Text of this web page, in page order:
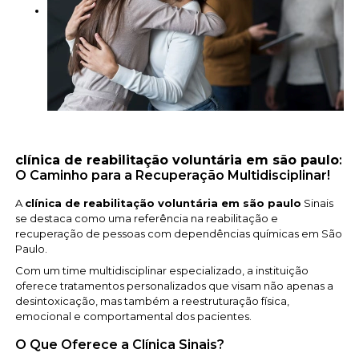
clínica de reabilitação voluntária em são paulo:
O Caminho para a Recuperação Multidisciplinar!
A clínica de reabilitação voluntária em são paulo Sinais
se destaca como uma referência na reabilitação e
recuperação de pessoas com dependências químicas em São
Paulo.
Com um time multidisciplinar especializado, a instituição
oferece tratamentos personalizados que visam não apenas a
desintoxicação, mas também a reestruturação física,
emocional e comportamental dos pacientes.
O Que Oferece a Clínica Sinais?